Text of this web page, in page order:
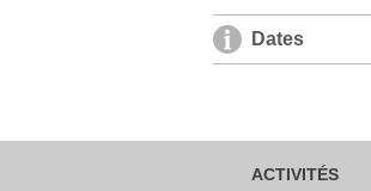
Dates
ACTIVITÉS